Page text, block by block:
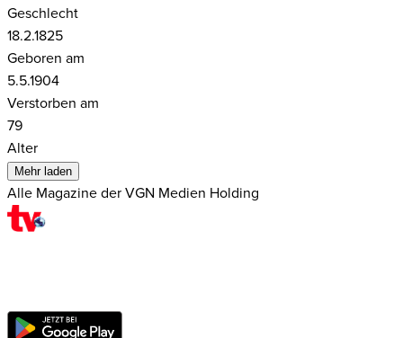
Geschlecht
18.2.1825
Geboren am
5.5.1904
Verstorben am
79
Alter
Mehr laden
Alle Magazine der VGN Medien Holding